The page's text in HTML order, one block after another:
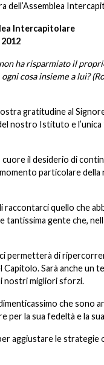
dell’Assemblea
Intercapitolare
ha risparmiato il
cosa insieme a lui?
gratitudine al
nostro Istituto e l’unica
il desiderio di
particolare
quello che
tantissima gente che,
permetterà di
Sarà anche un
nostri migliori sforzi.
che sono
per la sua fedeltà e la
aggiustare le strategie